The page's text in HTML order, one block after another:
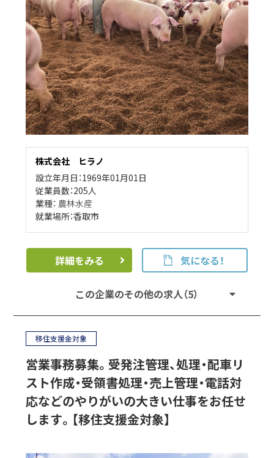
株式会社 ヒラノ
設立年月日：1969年01月01日
従業員数：205人
業種： 農林水産
就業場所：香取市
詳細をみる 気になる！
この企業のその他の求人（5）
移住支援金対象
営業事務募集。受発注管理、処理・配車リ
スト作成・受領書処理・売上管理・電話対
応などのやりがいの大きい仕事をお任せ
します。【移住支援金対象】